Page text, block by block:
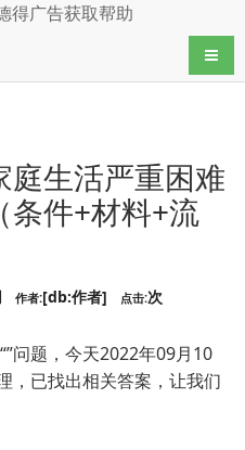
得广告获取帮助
导航
生活严重困难
条件+材料+流
作者:[db:作者] 点击:次
题，今天2022年09月10
，已找出相关答案，让我们